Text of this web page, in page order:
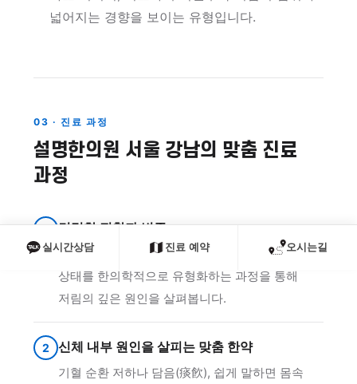
실시간상담 진료 예약 오시는길
넓어지는 경향을 보이는 유형입니다.
03 · 진료 과정
설명한의원 서울 강남의 맞춤 진료
과정
1 면밀한 진찰과 변증
자세 평가와 함께 변증(辨證), 쉽게 말하면 몸
상태를 한의학적으로 유형화하는 과정을 통해
저림의 깊은 원인을 살펴봅니다.
2 신체 내부 원인을 살피는 맞춤 한약
기혈 순환 저하나 담음(痰飮), 쉽게 말하면 몸속